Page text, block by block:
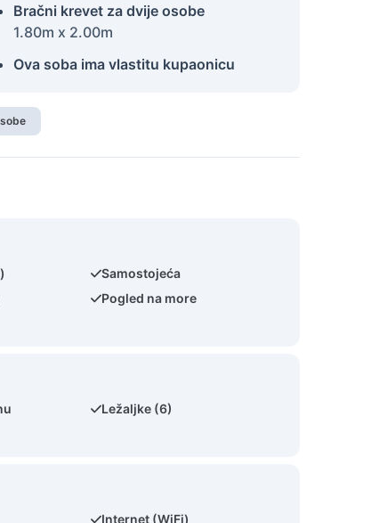
Bračni krevet za dvije osobe
1.80m x 2.00m
Ova soba ima vlastitu kupaonicu
Samostojeća
Pogled na more
Ležaljke (6)
Internet (WiFi)